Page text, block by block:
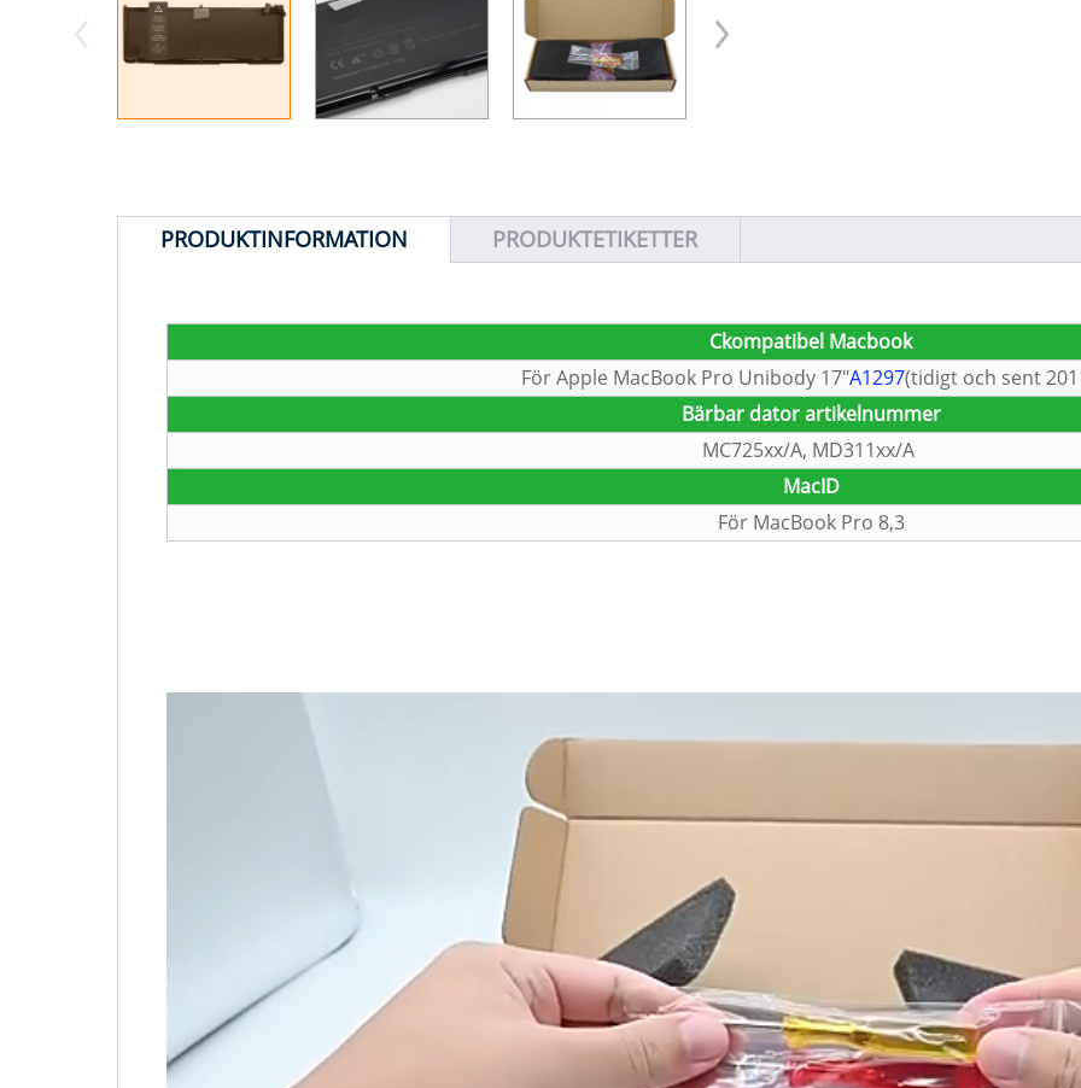
PRODUKTINFORMATION PRODUKTETIKETTER
Ckompatibel Macbook
För Apple MacBook Pro Unibody 17″A1297(tidigt och sent
Bärbar dator artikelnummer
MC725xx/A, MD311xx/A
MacID
För MacBook Pro 8,3